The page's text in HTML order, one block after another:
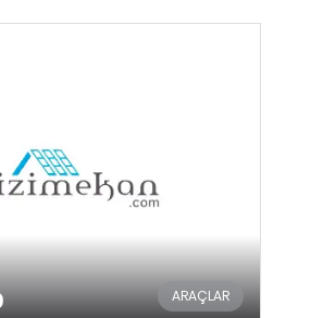
ARAÇLAR